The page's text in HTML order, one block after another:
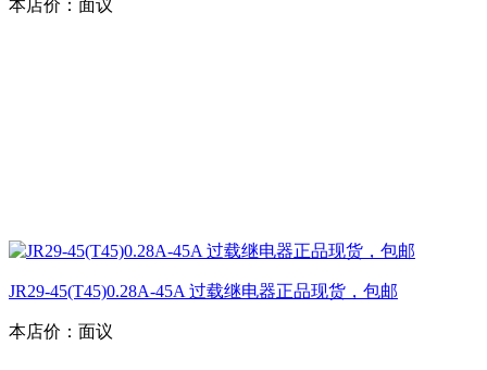
本店价： 面议
JR29-45(T45)0.28A-45A 过载继电器正品现货，包邮
本店价： 面议